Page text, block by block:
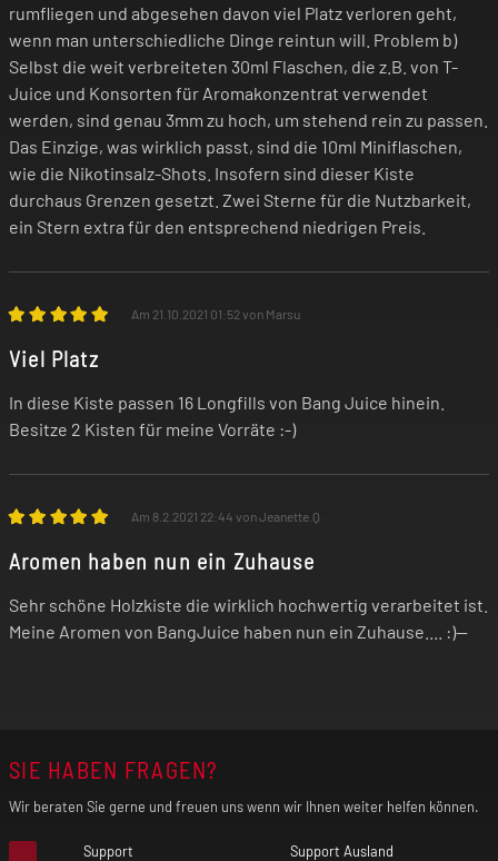
rumfliegen und abgesehen davon viel Platz verloren geht,
wenn man unterschiedliche Dinge reintun will. Problem b)
Selbst die weit verbreiteten 30ml Flaschen, die z.B. von T-
Juice und Konsorten für Aromakonzentrat verwendet
werden, sind genau 3mm zu hoch, um stehend rein zu passen.
Das Einzige, was wirklich passt, sind die 10ml Miniflaschen,
wie die Nikotinsalz-Shots. Insofern sind dieser Kiste
durchaus Grenzen gesetzt. Zwei Sterne für die Nutzbarkeit,
ein Stern extra für den entsprechend niedrigen Preis.
Am 21.10.2021 01:52 von Marsu
Viel Platz
In diese Kiste passen 16 Longfills von Bang Juice hinein.
Besitze 2 Kisten für meine Vorräte :-)
Am 8.2.2021 22:44 von Jeanette.Q
Aromen haben nun ein Zuhause
Sehr schöne Holzkiste die wirklich hochwertig verarbeitet ist.
Meine Aromen von BangJuice haben nun ein Zuhause.... :)--
SIE HABEN FRAGEN?
Wir beraten Sie gerne und freuen uns wenn wir Ihnen weiter helfen können.
Support
Support Ausland